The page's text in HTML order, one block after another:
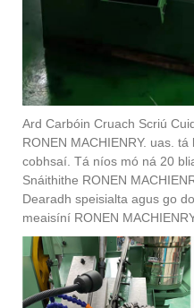
Ard Carbóin Cruach Scriú
RONEN MACHIENRY. uas.
cobhsaí. Tá níos mó ná 20
Snáithithe RONEN
Dearadh speisialta agus go
meaisíní RONEN